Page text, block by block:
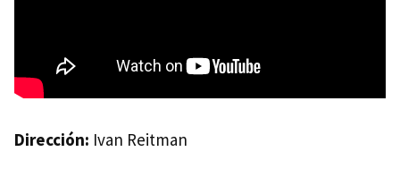
Dirección: Ivan Reitman